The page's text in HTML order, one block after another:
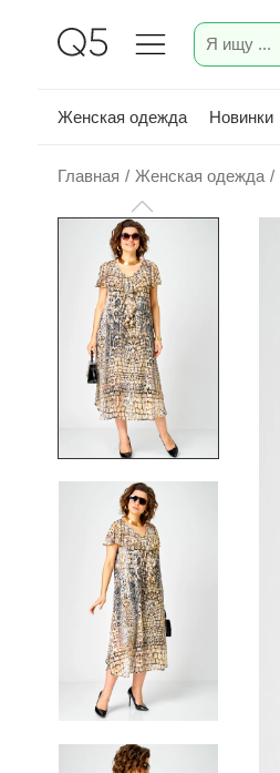
Женская одежда Новинки
Главная / Женская одежда /